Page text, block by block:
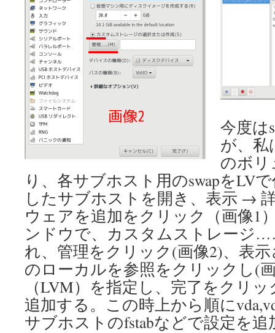
今度は
が、私
のボリ
り、各サブホスト用のswapをLV
したサブホストを開き、表示 →
ウェアを追加をクリック（画像1
ンドウで、カスタムストレージ
れ、管理をクリック(画像2)、表
のローカルを参照をクリックし(
（LVM）を指定し、完了をクリ
追加する。この時上から順に
サブホストのfstabなどで設定を追